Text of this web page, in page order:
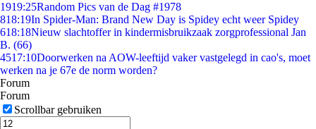
1919:25Random Pics van de Dag #1978
818:19In Spider-Man: Brand New Day is Spidey echt weer Spidey
618:18Nieuw slachtoffer in kindermisbruikzaak zorgprofessional Jan
B. (66)
4517:10Doorwerken na AOW-leeftijd vaker vastgelegd in cao's, moet
werken na je 67e de norm worden?
Forum
Forum
Scrollbar gebruiken